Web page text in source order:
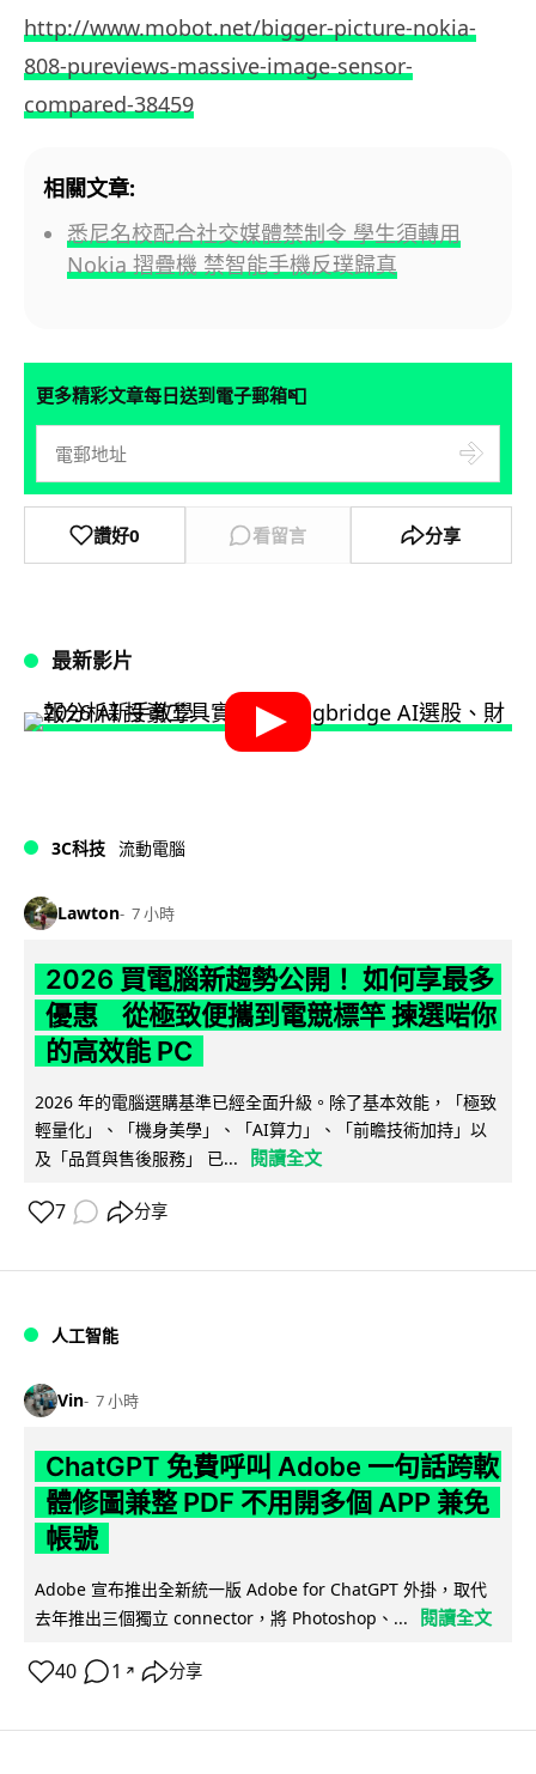
http://www.mobot.net/bigger-picture-nokia-
808-pureviews-massive-image-sensor-
compared-38459
相關文章:
悉尼名校配合社交媒體禁制令 學生須轉用
Nokia 摺疊機 禁智能手機反璞歸真
更多精彩文章每日送到電子郵箱📮
讚好0 看留言 分享
最新影片
3C科技 流動電腦
Lawton 7 小時
2026 買電腦新趨勢公開！ 如何享最多
優惠 從極致便攜到電競標竿 揀選啱你
的高效能 PC
2026 年的電腦選購基準已經全面升級。除了基本效能，「極致
輕量化」、「機身美學」、「AI算力」、「前瞻技術加持」以
及「品質與售後服務」 已...
閱讀全文
7 分享
人工智能
Vin 7 小時
ChatGPT 免費呼叫 Adobe 一句話跨軟
體修圖兼整 PDF 不用開多個 APP 兼免
帳號
Adobe 宣布推出全新統一版 Adobe for ChatGPT 外掛，取代
去年推出三個獨立 connector，將 Photoshop、...
閱讀全文
40 1 ↗ 分享